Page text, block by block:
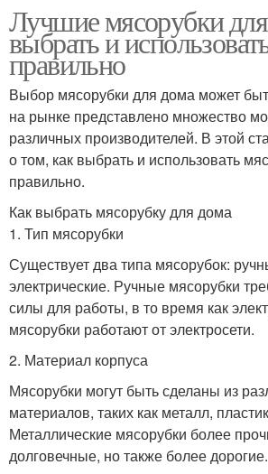
Лучшие мясорубки
выбрать и
правильно
Выбор мясорубки для дома может
на рынке представлено множество
различных производителей. В этой
о том, как выбрать и использовать
правильно.
Как выбрать мясорубку для дома
1. Тип мясорубки
Существует два типа мясорубок:
электрические. Ручные мясорубки
силы для работы, в то время как
мясорубки работают от электросети.
2. Материал корпуса
Мясорубки могут быть сделаны из
материалов, таких как металл,
Металлические мясорубки более
долговечные, но также более дорогие.